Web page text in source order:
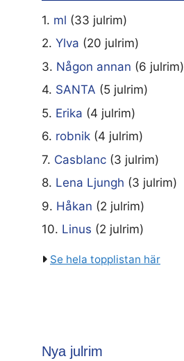
1. ml (33 julrim)
2. Ylva (20 julrim)
3. Någon annan (6 julrim)
4. SANTA (5 julrim)
5. Erika (4 julrim)
6. robnik (4 julrim)
7. Casblanc (3 julrim)
8. Lena Ljungh (3 julrim)
9. Håkan (2 julrim)
10. Linus (2 julrim)
Se hela topplistan här
Nya julrim